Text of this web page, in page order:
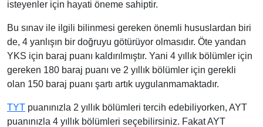
isteyenler için hayati öneme sahiptir.
Bu sınav ile ilgili bilinmesi gereken önemli hususlardan biri
de, 4 yanlışın bir doğruyu götürüyor olmasıdır. Öte yandan
YKS için baraj puanı kaldırılmıştır. Yani 4 yıllık bölümler için
gereken 180 baraj puanı ve 2 yıllık bölümler için gerekli
olan 150 baraj puanı şartı artık uygulanmamaktadır.
TYT puanınızla 2 yıllık bölümleri tercih edebiliyorken, AYT
puanınızla 4 yıllık bölümleri seçebilirsiniz. Fakat AYT